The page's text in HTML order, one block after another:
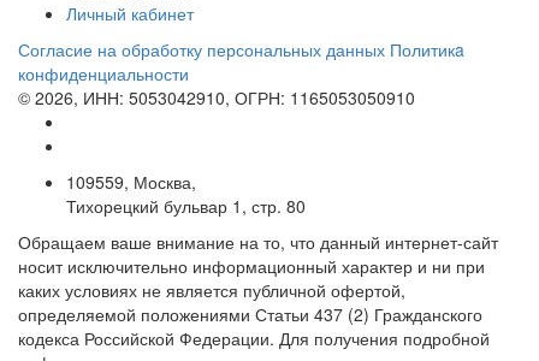
Личный кабинет
Согласие на обработку персональных данных Политикa
конфиденциальности
© 2026, ИНН: 5053042910, ОГРН: 1165053050910
109559, Москва,
Тихорецкий бульвар 1, стр. 80
Обращаем ваше внимание на то, что данный интернет-сайт
носит исключительно информационный характер и ни при
каких условиях не является публичной офертой,
определяемой положениями Статьи 437 (2) Гражданского
кодекса Российской Федерации. Для получения подробной